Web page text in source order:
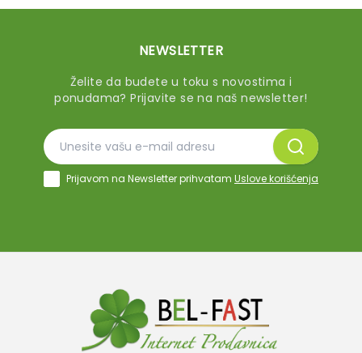
NEWSLETTER
Želite da budete u toku s novostima i
ponudama? Prijavite se na naš newsletter!
Prijavom na Newsletter prihvatam Uslove korišćenja